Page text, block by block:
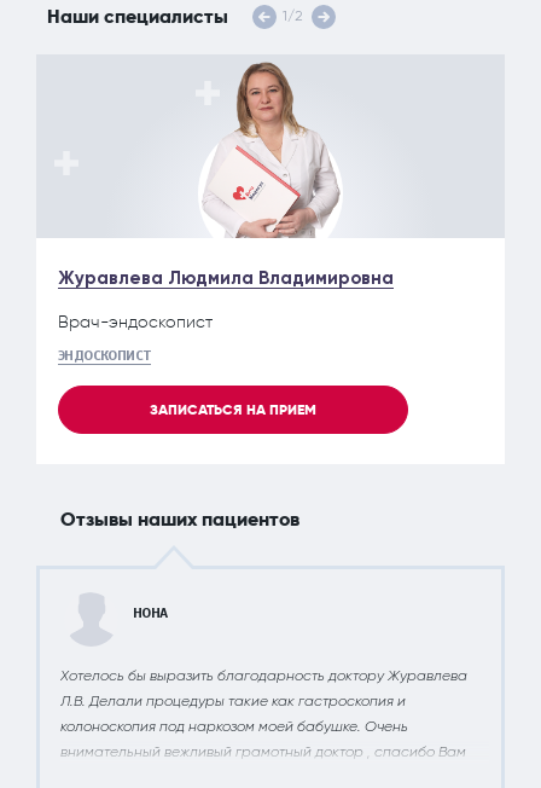
Наши специалисты 1 /2
Журавлева Людмила Владимировна
Врач-эндоскопист
ЭНДОСКОПИСТ
ЗАПИСАТЬСЯ НА ПРИЕМ
Отзывы наших пациентов
НОНА
Хотелось бы выразить благодарность доктору Журавлева
Л.В. Делали процедуры такие как гастроскопия и
колоноскопия под наркозом моей бабушке. Очень
внимательный вежливый грамотный доктор , спасибо Вам